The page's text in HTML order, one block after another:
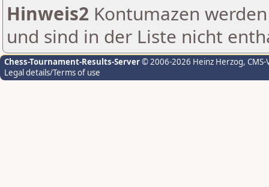
Hinweis2 Kontumazen
und sind in der Liste nicht
Chess-Tournament-Results-Server© 2006-2026 Heinz Herzog,
Legal details/Terms of use